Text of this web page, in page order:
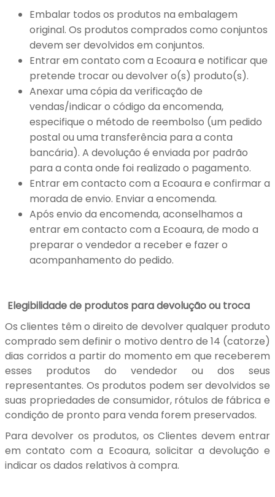
Embalar todos os produtos na embalagem
original. Os produtos comprados como conjuntos
devem ser devolvidos em conjuntos.
Entrar em contato com a Ecoaura e notificar que
pretende trocar ou devolver o(s) produto(s).
Anexar uma cópia da verificação de
vendas/indicar o código da encomenda,
especifique o método de reembolso (um pedido
postal ou uma transferência para a conta
bancária). A devolução é enviada por padrão
para a conta onde foi realizado o pagamento.
Entrar em contacto com a Ecoaura e confirmar a
morada de envio. Enviar a encomenda.
Após envio da encomenda, aconselhamos a
entrar em contacto com a Ecoaura, de modo a
preparar o vendedor a receber e fazer o
acompanhamento do pedido.
Elegibilidade de produtos para devolução ou troca
Os clientes têm o direito de devolver qualquer produto
comprado sem definir o motivo dentro de 14 (catorze)
dias corridos a partir do momento em que receberem
esses produtos do vendedor ou dos seus
representantes. Os produtos podem ser devolvidos se
suas propriedades de consumidor, rótulos de fábrica e
condição de pronto para venda forem preservados.
Para devolver os produtos, os Clientes devem entrar
em contato com a Ecoaura, solicitar a devolução e
indicar os dados relativos à compra.